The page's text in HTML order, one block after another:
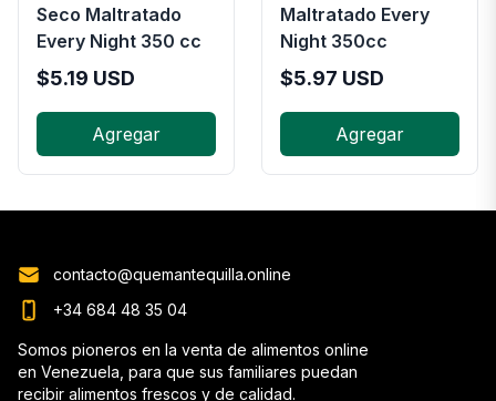
Seco Maltratado
Every Night 350 cc
$5.19 USD
Agregar
Maltratado Every
Night 350cc
$5.97 USD
Agregar
contacto@quemantequilla.online
+34 684 48 35 04
Somos pioneros en la venta de alimentos online
en Venezuela, para que sus familiares puedan
recibir alimentos frescos y de calidad.